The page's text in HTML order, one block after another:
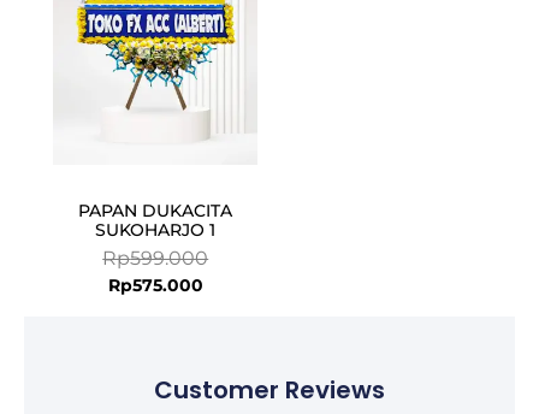
PAPAN DUKACITA
SUKOHARJO 1
Rp599.000
Rp575.000
Customer Reviews